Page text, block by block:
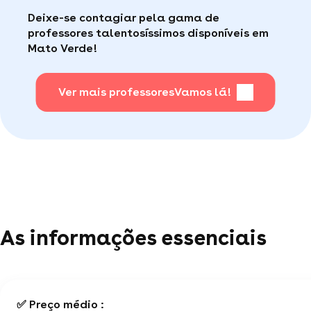
Faça sua busca, com apena um clique, é muito
fácil
consumidor de qualidade disponível para te ajudar
(por telefone e e-mail, 5J/7).
Para saber + acesse nossa página de perguntas
mais frequentes.
Deixe-se contagiar pela gama de
professores talentosíssimos disponíveis em
Mato Verde!
Ver mais professoresVamos lá!
As informações essenciais
✅ Preço médio :